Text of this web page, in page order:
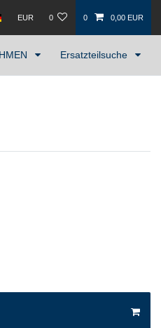
EUR 0 0 0,00 EUR
Ersatzteilsuche